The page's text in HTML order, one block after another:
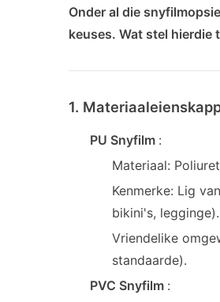
Onder al die
keuses. Wat stel hierdie
1.
PU Snyfilm :
Materiaal:
Kenmerke: Lig
bikini's, legginge).
Vriendelike
standaarde).
PVC Snyfilm :